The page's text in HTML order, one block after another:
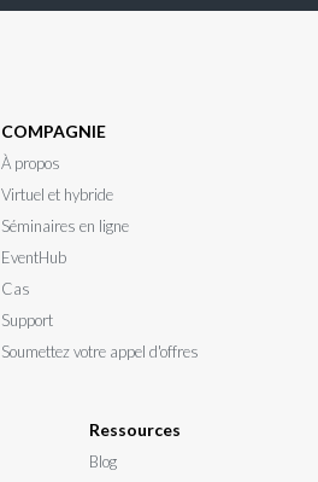
COMPAGNIE
À propos
Virtuel et hybride
Séminaires en ligne
EventHub
Cas
Support
Soumettez votre appel d'offres
Ressources
Blog